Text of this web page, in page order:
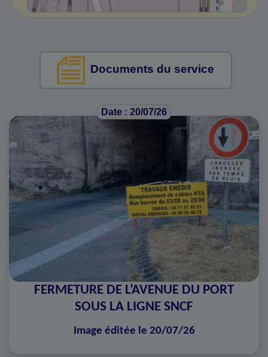
Documents du service
Date : 20/07/26
FERMETURE DE L’AVENUE DU PORT
SOUS LA LIGNE SNCF
Image éditée le 20/07/26